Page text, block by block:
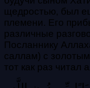
щедростью, был
племени. Его
различные
Посланнику
саллам) с
тот как раз читал